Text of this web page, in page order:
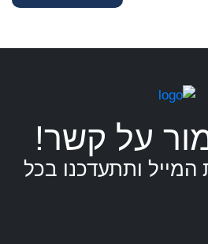
על קשר!
ותתעדכנו בכל